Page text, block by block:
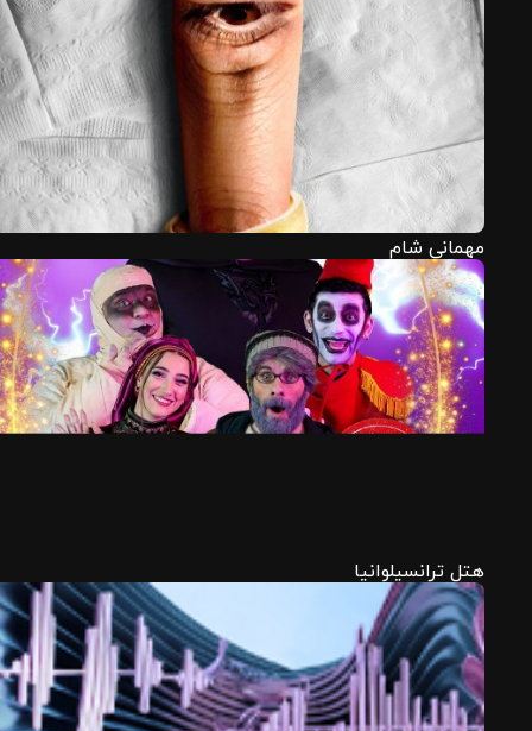
مهمانی شام
هتل ترانسیلوانیا